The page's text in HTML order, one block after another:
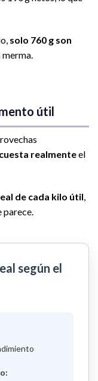
solo 760 g son
merma.
útil
realmenteel
de cada kilo útil
parece.
según el